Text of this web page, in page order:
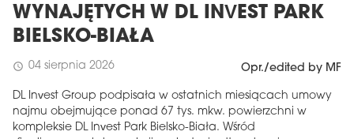
WYNAJĘTYCH W DL INVEST PARK
BIELSKO-BIAŁA
schedule 04 sierpnia 2026 Opr./edited by MF
DL Invest Group podpisała w ostatnich miesiącach umowy
najmu obejmujące ponad 67 tys. mkw. powierzchni w
kompleksie DL Invest Park Bielsko-Biała. Wśród